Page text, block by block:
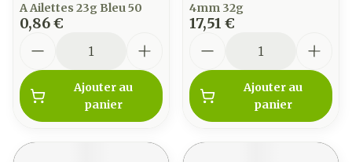
A Ailettes 23g Bleu 50
0,86 €
Ajouter au
panier
4mm 32g
17,51 €
Ajouter au
panier